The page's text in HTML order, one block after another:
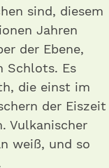
sind, diesem
Jahren
der Ebene,
Schlots. Es
die einst im
der Eiszeit
Vulkanischer
weiß, und so